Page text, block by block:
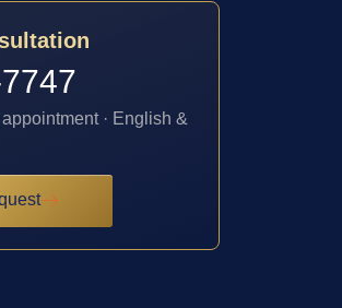
· English &